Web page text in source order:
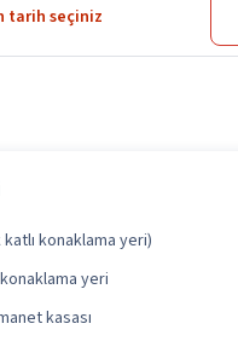
tarih seçiniz
konaklama yeri)
yeri
kasası